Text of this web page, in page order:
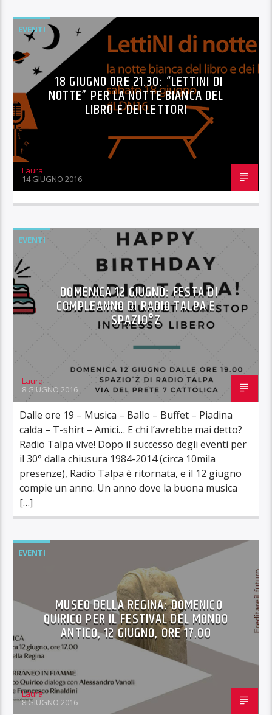
EVENTI
18 GIUGNO ORE 21.30: “LETTINI DI
NOTTE” PER LA NOTTE BIANCA DEL
LIBRO E DEI LETTORI
Laura
14 GIUGNO 2016
EVENTI
DOMENICA 12 GIUGNO: FESTA DI
COMPLEANNO DI RADIO TALPA E
SPAZIO°Z
Laura
8 GIUGNO 2016
Dalle ore 19 – Musica – Ballo – Buffet – Piadina
calda – T-shirt – Amici… E chi l’avrebbe mai detto?
Radio Talpa vive! Dopo il successo degli eventi per
il 30° dalla chiusura 1984-2014 (circa 10mila
presenze), Radio Talpa è ritornata, e il 12 giugno
compie un anno. Un anno dove la buona musica
[…]
EVENTI
MUSEO DELLA REGINA: DOMENICO
QUIRICO PER IL FESTIVAL DEL MONDO
ANTICO, 12 GIUGNO, ORE 17.00
Laura
8 GIUGNO 2016